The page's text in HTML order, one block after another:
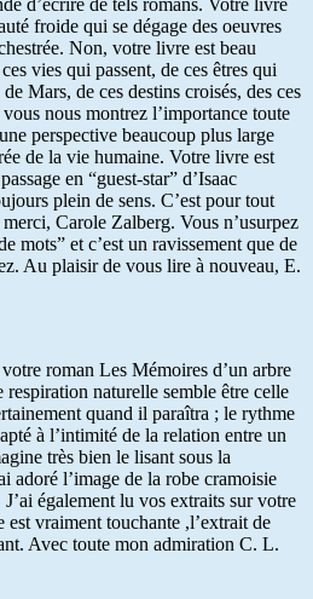
d’écrire de tels romans. Votre livre
froide qui se dégage des oeuvres
Non, votre livre est beau
vies qui passent, de ces êtres qui
Mars, de ces destins croisés, des ces
nous montrez l’importance toute
perspective beaucoup plus large
de la vie humaine. Votre livre est
en “guest-star” d’Isaac
plein de sens. C’est pour tout
Carole Zalberg. Vous n’usurpez
mots” et c’est un ravissement que de
Au plaisir de vous lire à nouveau, E.
roman Les Mémoires d’un arbre
respiration naturelle semble être celle
quand il paraîtra ; le rythme
à l’intimité de la relation entre un
très bien le lisant sous la
adoré l’image de la robe cramoisie
également lu vos extraits sur votre
vraiment touchante ,l’extrait de
Avec toute mon admiration C. L.